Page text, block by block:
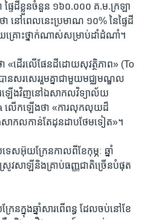
ទៃដី​ខ្លួន​ចំនួន​ ១៦០.០០០​ គ.ម.ក្រ​ឡា​
នៅ​ពេល​នេះប្រមាណ​ ១០% នៃផ្ទៃដី​
គ្រោះថ្នាក់​ណាស់​សម្រាប់​ដាំ​ដំណាំ។
ដើរលើផែនដី​ដោយ​សុវត្ថិភាព» (To
ាន​សរសេរ​រួមគ្នាជាមួយ​មជ្ឈមណ្ឌល​
ារឡើង​វិញ​នៅ​ឯសាកលវិទ្យាល័យ
លើក​ឡើង​ថា​ «ការ​លុកលុយដ៏​
សាកល​កាន់តែដុនដាប​ថែមទៀត»។
ស​អ៊ុយក្រែន​កាលពី​ខែ​កុម្ភៈ ​ឆ្នាំ
សាឡី​និង​គ្រាប់ធញ្ញជាតិច្រើន​បំផុត​
ក្នុង​ឆ្នាំ​សារពើពន្ធ​ ដែល​ចប់នៅ​ខែ​